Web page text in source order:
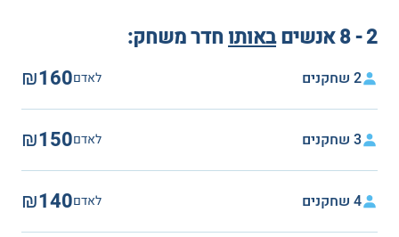
2 - 8 אנשים באותו חדר משחק:
2 שחקנים לאדם₪160
3 שחקנים לאדם₪150
4 שחקנים לאדם₪140